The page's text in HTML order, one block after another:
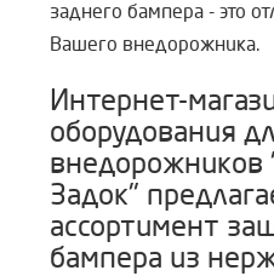
заднего бампера - это
Вашего внедорожника.
Интернет-
оборудования
внедорожников
Задок"
ассортимент
бампера из